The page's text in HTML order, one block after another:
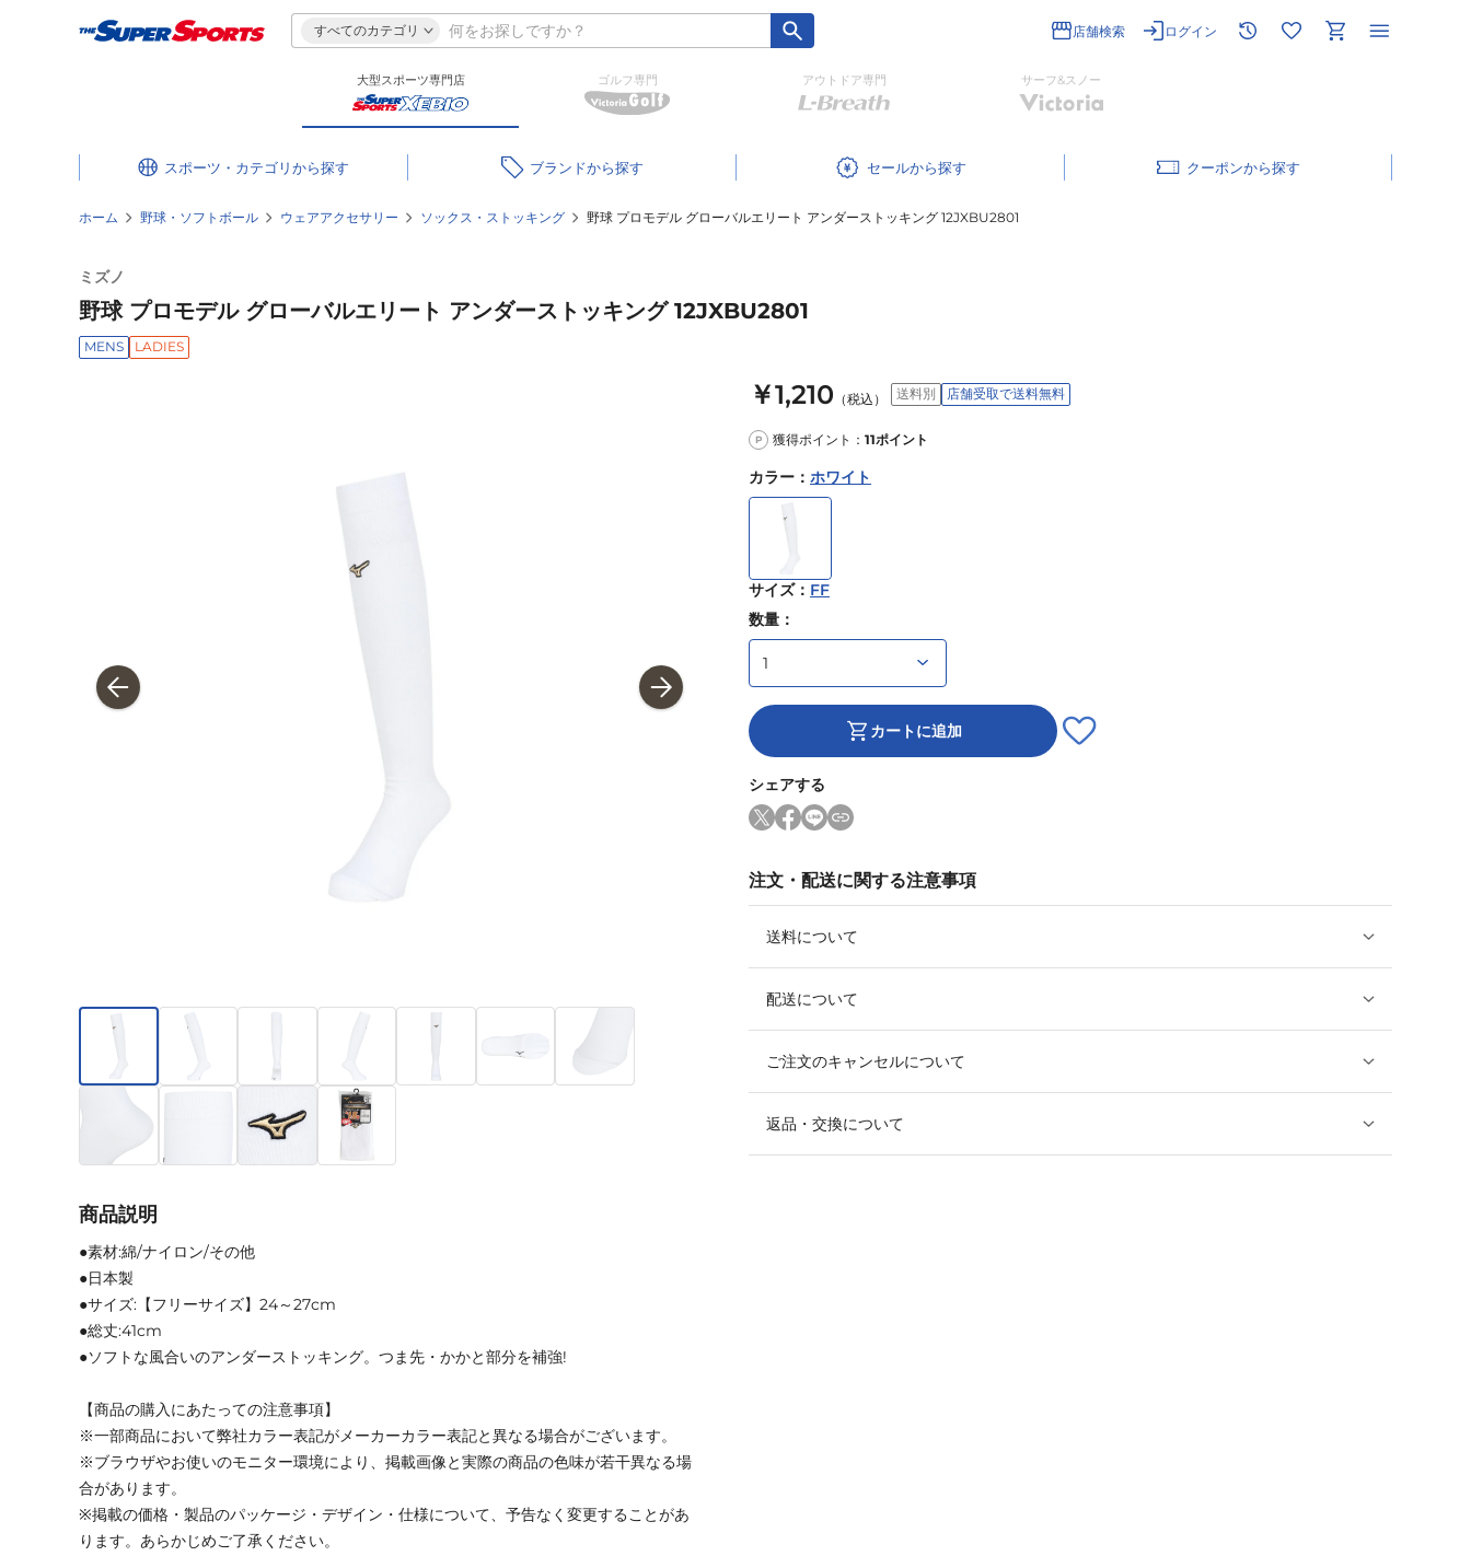
すべてのカテゴリ 店舗検索 ログイン
大型スポーツ専門店 ゴルフ専門 アウトドア専門 サーフ&スノー
スポーツ・カテゴリ ブランド セール クーポン
ホーム 野球・ソフトボール ウェアアクセサリー ソックス・ストッキング 野球 プロモデル グローバルエリート アンダーストッキング 12JXBU2801
ミズノ
野球 プロモデル グローバルエリート アンダーストッキング 12JXBU2801
MENS LADIES
￥1,210 （税込） 送料別 店舗受取で送料無料
P 獲得ポイント： 11ポイント
カラー ： ホワイト
サイズ： FF
数量：
カートに追加
シェアする
注文・配送に関する注意事項
送料について
配送について
ご注文のキャンセルについて
返品・交換について
商品説明
●素材:綿/ナイロン/その他
●日本製
●サイズ:【フリーサイズ】24～27cm
●総丈:41cm
●ソフトな風合いのアンダーストッキング。つま先・かかと部分を補強!
【商品の購入にあたっての注意事項】
※一部商品において弊社カラー表記がメーカーカラー表記と異なる場合がございます。
※ブラウザやお使いのモニター環境により、掲載画像と実際の商品の色味が若干異なる場
合があります。
※掲載の価格・製品のパッケージ・デザイン・仕様について、予告なく変更することがあ
ります。あらかじめご了承ください。